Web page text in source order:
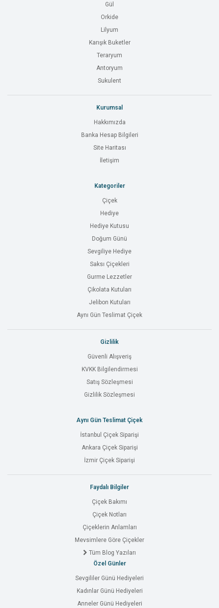
Gül
Orkide
Lilyum
Karışık Buketler
Teraryum
Antoryum
Sukulent
Kurumsal
Hakkımızda
Banka Hesap Bilgileri
Site Haritası
İletişim
Kategoriler
Çiçek
Hediye
Hediye Kutusu
Doğum Günü
Sevgiliye Hediye
Saksı Çiçekleri
Gurme Lezzetler
Çikolata Kutuları
Jelibon Kutuları
Aynı Gün Teslimat Çiçek
Gizlilik
Güvenli Alışveriş
KVKK Bilgilendirmesi
Satış Sözleşmesi
Gizlilik Sözleşmesi
Aynı Gün Teslimat Çiçek
İstanbul Çiçek Siparişi
Ankara Çiçek Siparişi
İzmir Çiçek Siparişi
Faydalı Bilgiler
Çiçek Bakımı
Çiçek Notları
Çiçeklerin Anlamları
Mevsimlere Göre Çiçekler
Tüm Blog Yazıları
Özel Günler
Sevgililer Günü Hediyeleri
Kadınlar Günü Hediyeleri
Anneler Günü Hediyeleri